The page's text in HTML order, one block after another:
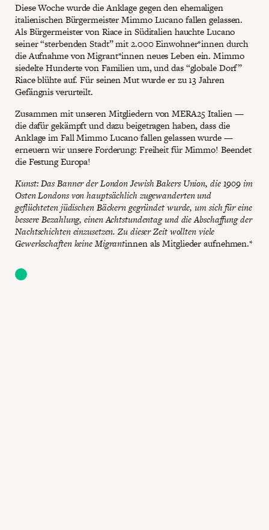
Diese Woche wurde die Anklage gegen den ehemaligen
italienischen Bürgermeister Mimmo Lucano fallen gelassen.
Als Bürgermeister von Riace in Süditalien hauchte Lucano
seiner “sterbenden Stadt” mit 2.000 Einwohner*innen durch
die Aufnahme von Migrant*innen neues Leben ein. Mimmo
siedelte Hunderte von Familien um, und das “globale Dorf”
Riace blühte auf. Für seinen Mut wurde er zu 13 Jahren
Gefängnis verurteilt.
Zusammen mit unseren Mitgliedern von MERA25 Italien —
die dafür gekämpft und dazu beigetragen haben, dass die
Anklage im Fall Mimmo Lucano fallen gelassen wurde —
erneuern wir unsere Forderung: Freiheit für Mimmo! Beendet
die Festung Europa!
Kunst: Das Banner der London Jewish Bakers Union, die 1909 im
Osten Londons von hauptsächlich zugewanderten und
geflüchteten jüdischen Bäckern gegründet wurde, um sich für eine
bessere Bezahlung, einen Achtstundentag und die Abschaffung der
Nachtschichten einzusetzen. Zu dieser Zeit wollten viele
Gewerkschaften keine Migrantinnen als Mitglieder aufnehmen.*